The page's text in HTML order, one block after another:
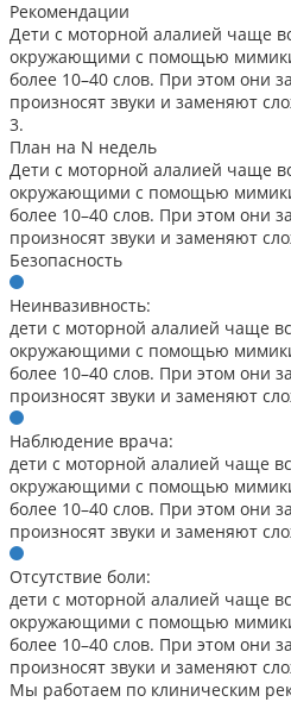
Рекомендации
Дети с моторной алалией чаще
окружающими с помощью мимики
более 10–40 слов. При этом они
произносят звуки и заменяют
3.
План на N недель
Дети с моторной алалией чаще
окружающими с помощью мимики
более 10–40 слов. При этом они
произносят звуки и заменяют
Безопасность
Неинвазивность:
дети с моторной алалией чаще
окружающими с помощью мимики
более 10–40 слов. При этом они
произносят звуки и заменяют
Наблюдение врача:
дети с моторной алалией чаще
окружающими с помощью мимики
более 10–40 слов. При этом они
произносят звуки и заменяют
Отсутствие боли:
дети с моторной алалией чаще
окружающими с помощью мимики
более 10–40 слов. При этом они
произносят звуки и заменяют
Мы работаем по клиническим